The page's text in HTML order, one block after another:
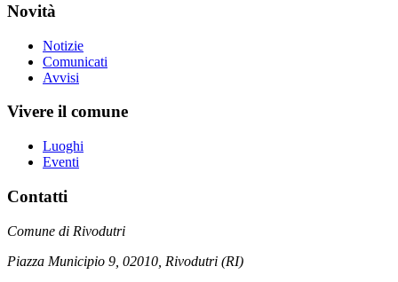
Novità
Notizie
Comunicati
Avvisi
Vivere il comune
Luoghi
Eventi
Contatti
Comune di Rivodutri
Piazza Municipio 9, 02010, Rivodutri (RI)